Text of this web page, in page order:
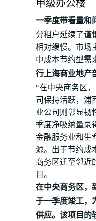
甲级办公楼
一季度带看量和
分租户延续了谨
相对缓慢。市场
中成本节约型需
行上海商业地产
“在中央商务区
司保持活跃，浦
业公司则彰显韧
季度净吸纳量录
金融服务业和生
源。出于节约成
商务区迁至邻近
目。
在中央商务区，
于一季度竣工，
供应。该项目的